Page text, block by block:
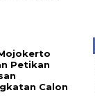
Petikan
Calon